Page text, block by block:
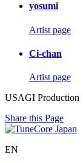
yosumi
Artist page
Ci-chan
Artist page
USAGI Production
Share this Page
EN